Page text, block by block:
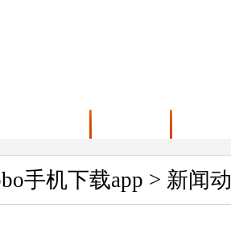
手机下载app > 新闻